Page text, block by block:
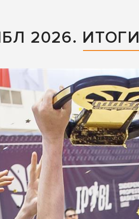
2026. ИТОГИ